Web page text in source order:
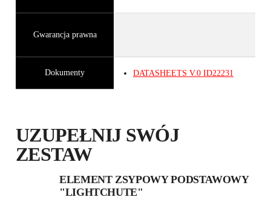
Gwarancja prawna
Dokumenty DATASHEETS V.0 ID22231
UZUPEŁNIJ SWÓJ
ZESTAW
ELEMENT ZSYPOWY PODSTAWOWY
"LIGHTCHUTE"